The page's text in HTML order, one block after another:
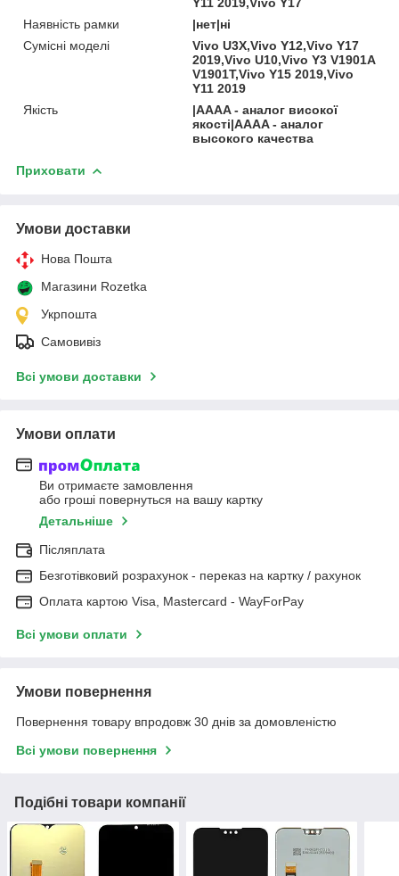
Наявність рамки
|нет|ні
Сумісні моделі
Vivo U3X,Vivo Y12,Vivo Y17
2019,Vivo U10,Vivo Y3 V1901A
V1901T,Vivo Y15 2019,Vivo
Y11 2019
Якість
|AAAA - аналог високої
якості|AAAA - аналог
высокого качества
Приховати
Умови доставки
Нова Пошта
Магазини Rozetka
Укрпошта
Самовивіз
Всі умови доставки
Умови оплати
Ви отримаєте замовлення
або гроші повернуться на вашу картку
Детальніше
Післяплата
Безготівковий розрахунок - переказ на картку / рахунок
Оплата картою Visa, Mastercard - WayForPay
Всі умови оплати
Умови повернення
Повернення товару впродовж 30 днів за домовленістю
Всі умови повернення
Подібні товари компанії